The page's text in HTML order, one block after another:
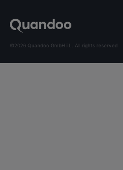
©2026 Quandoo GmbH i.L. All rights reserved